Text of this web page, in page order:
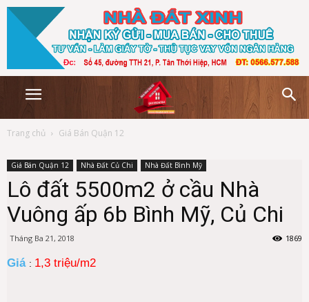
Trang chủ Giá Bán Quận 12
Giá Bán Quận 12 Nhà Đất Củ Chi Nhà Đất Bình Mỹ
Lô đất 5500m2 ở cầu Nhà
Vuông ấp 6b Bình Mỹ, Củ Chi
Tháng Ba 21, 2018 1869
Giá : 1,3 triệu/m2